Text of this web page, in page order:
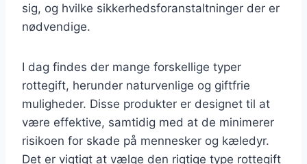
sig, og hvilke sikkerhedsforanstaltninger der er
nødvendige.
I dag findes der mange forskellige typer
rottegift, herunder naturvenlige og giftfrie
muligheder. Disse produkter er designet til at
være effektive, samtidig med at de minimerer
risikoen for skade på mennesker og kæledyr.
Det er vigtigt at vælge den rigtige type rottegift